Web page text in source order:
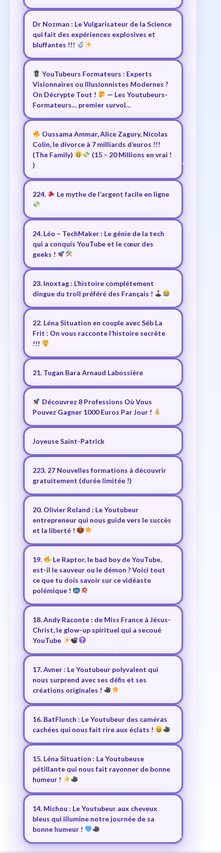
Dr Nozman : Le Vulgarisateur de la Science
qui fait des expériences explosives et
bluffantes !!!
YouTubeurs Formateurs : Experts
Visionnaires ou Illusionnistes Modernes ?
On Décrypte Tout !
— Les Youtubeurs-
Formateurs… premier survol…
Oussama Ammar, Alice Zagury, Nicolas
Colin, le divorce à 7 milliards d’euros !!!
(The Family)
(15 – 20 Millions en vrai !
)
224. Le mythe de l’argent facile en ligne
24. Léo – TechMaker : Le génie de la tech
qui a conquis YouTube et le cœur des
geeks !
23. Inoxtag : L’histoire complétement
dingue du troll préféré des Français !
22. Léna Situation en couple avec Séb La
Frit : On vous racconte l’histoire secrète
!!!
21. Tugan Bara Arnaud Labossière
Découvrez 8 Professions Où Vous
Pouvez Gagner 1000 Euros Par Jour !
Joyeuse Saint-Patrick
223. 27 Nouvelles formations à découvrir
gratuitement (durée limitée !)
20. Olivier Roland : Le Youtubeur
entrepreneur qui nous guide vers le succès
et la liberté !
19.
Le Raptor, le bad boy de YouTube,
est-il le sauveur ou le démon ? Voici tout
ce que tu dois savoir sur ce vidéaste
polémique !
18. Andy Raconte : de Miss France à Jésus-
Christ, le glow-up spirituel qui a secoué
YouTube
17. Avner : Le Youtubeur polyvalent qui
nous surprend avec ses défis et ses
créations originales !
16. BatFlunch : Le Youtubeur des caméras
cachées qui nous fait rire aux éclats !
15. Léna Situation : La Youtubeuse
pétillante qui nous fait rayonner de bonne
humeur !
14. Michou : Le Youtubeur aux cheveux
bleus qui illumine notre journée de sa
bonne humeur !